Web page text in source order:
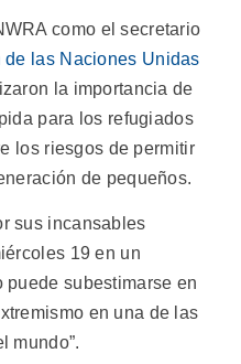
como el secretario
de las Naciones Unidas
la importancia de
para los refugiados
los riesgos de permitir
de pequeños.
sus incansables
19 en un
puede subestimarse en
en una de las
mundo”.